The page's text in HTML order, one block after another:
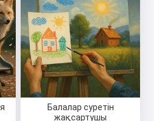
Балалар суретін
жақсартушы